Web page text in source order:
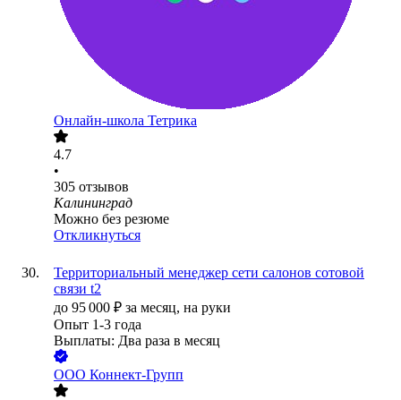
Онлайн-школа Тетрика
4.7
•
305 отзывов
Калининград
Можно без резюме
Откликнуться
Территориальный менеджер сети салонов сотовой
связи t2
до 95 000 ₽ за месяц, на руки
Опыт 1-3 года
Выплаты: Два раза в месяц
ООО Коннект-Групп